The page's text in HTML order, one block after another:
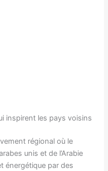
inspirent les pays voisins
régional où le
unis et de l’Arabie
énergétique par des